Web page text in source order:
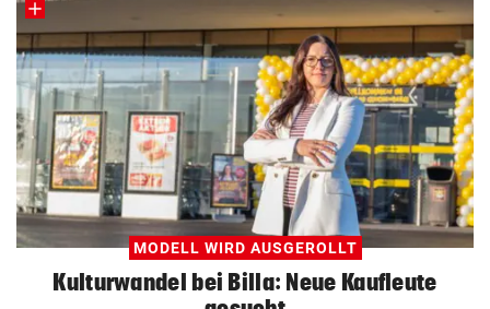
MODELL WIRD AUSGEROLLT
Kulturwandel bei Billa: Neue Kaufleute